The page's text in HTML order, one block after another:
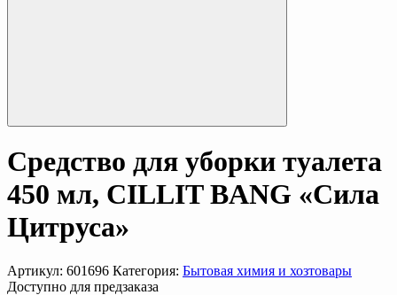
Средство для уборки туалета
450 мл, CILLIT BANG «Сила
Цитруса»
Артикул: 601696 Категория: Бытовая химия и хозтовары
Доступно для предзаказа